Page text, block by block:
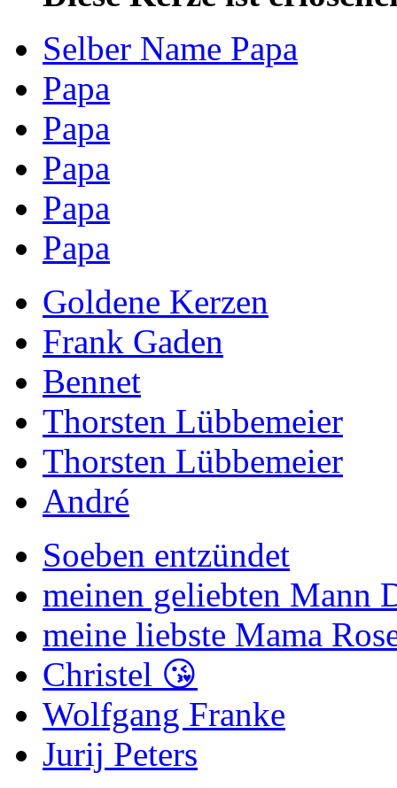
Selber Name Papa
Papa
Papa
Papa
Papa
Papa
Goldene Kerzen
Frank Gaden
Bennet
Thorsten Lübbemeier
Thorsten Lübbemeier
André
Soeben entzündet
meinen geliebten Mann
meine liebste Mama
Christel 😘
Wolfgang Franke
Jurij Peters